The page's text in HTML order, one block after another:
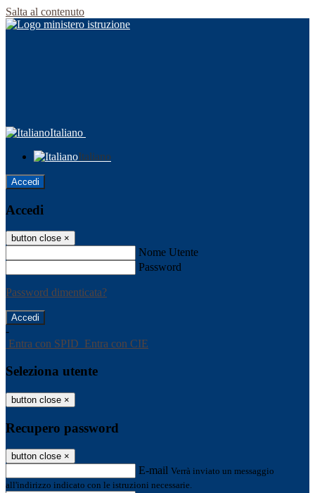
Salta al contenuto
Italiano
Italiano
Accedi
Accedi
button close ×
Nome Utente
Password
Password dimenticata?
-
Entra con SPID Entra con CIE
Seleziona utente
button close ×
Recupero password
button close ×
E-mail Verrà inviato un messaggio
all'indirizzo indicato con le istruzioni necessarie.